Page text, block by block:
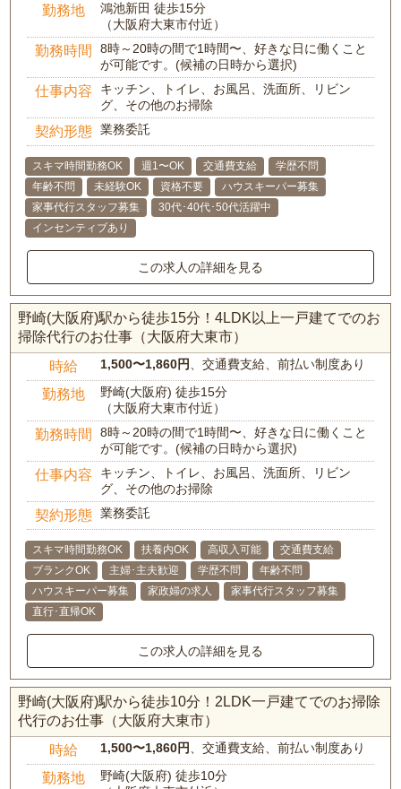
勤務地
鴻池新田 徒歩15分
（大阪府大東市付近）
勤務時間
8時～20時の間で1時間〜、好きな日に働くこと
が可能です。(候補の日時から選択)
仕事内容
キッチン、トイレ、お風呂、洗面所、リビン
グ、その他のお掃除
契約形態 業務委託
スキマ時間勤務OK 週1〜OK 交通費支給
学歴不問
年齢不問
未経験OK 資格不要
ハウスキーパー募集
家事代行スタッフ募集
30代･40代･50代活躍中
インセンティブあり
この求人の詳細を見る
野崎(大阪府)駅から徒歩15分！4LDK以上一戸建てでのお
掃除代行のお仕事（大阪府大東市）
時給 1,500〜1,860円 、交通費支給、前払い制度あり
勤務地
野崎(大阪府) 徒歩15分
（大阪府大東市付近）
勤務時間
8時～20時の間で1時間〜、好きな日に働くこと
が可能です。(候補の日時から選択)
仕事内容
キッチン、トイレ、お風呂、洗面所、リビン
グ、その他のお掃除
契約形態 業務委託
スキマ時間勤務OK 扶養内OK 高収入可能
交通費支給
ブランクOK
主婦･主夫歓迎 学歴不問
年齢不問
ハウスキーパー募集
家政婦の求人
家事代行スタッフ募集
直行･直帰OK
この求人の詳細を見る
野崎(大阪府)駅から徒歩10分！2LDK一戸建てでのお掃除
代行のお仕事（大阪府大東市）
時給 1,500〜1,860円 、交通費支給、前払い制度あり
勤務地
野崎(大阪府) 徒歩10分